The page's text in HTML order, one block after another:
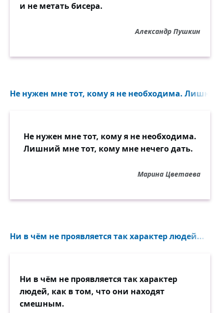
и не метать бисера.
Александр Пушкин
Не нужен мне тот, кому я не необходима.
Не нужен мне тот, кому я не необходима.
Лишний мне тот, кому мне нечего дать.
Марина Цветаева
Ни в чём не проявляется так характер людей...
Ни в чём не проявляется так характер
людей, как в том, что они находят
смешным.